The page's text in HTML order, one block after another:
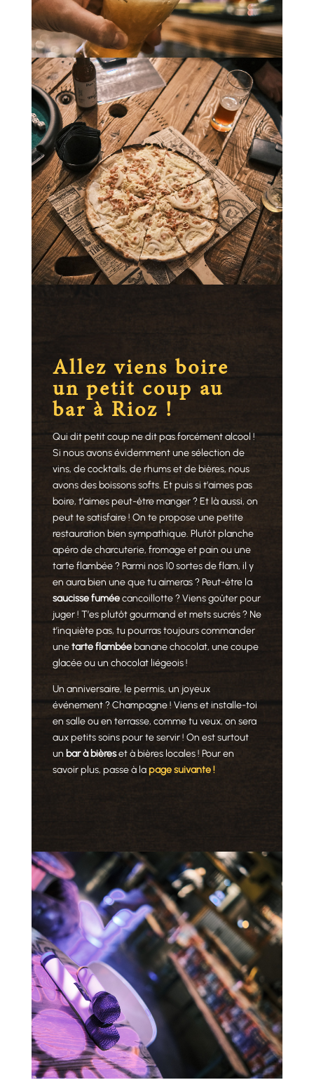
Allez viens boire
un petit coup au
bar à Rioz !
Qui dit petit coup ne dit pas forcément alcool !
Si nous avons évidemment une sélection de
vins, de cocktails, de rhums et de bières, nous
avons des boissons softs. Et puis si t’aimes pas
boire, t’aimes peut-être manger ? Et là aussi, on
peut te satisfaire ! On te propose une petite
restauration bien sympathique. Plutôt planche
apéro de charcuterie, fromage et pain ou une
tarte flambée ? Parmi nos 10 sortes de flam, il y
en aura bien une que tu aimeras ? Peut-être la
saucisse fuméecancoillotte ? Viens goûter pour
juger ! T’es plutôt gourmand et mets sucrés ? Ne
t’inquiète pas, tu pourras toujours commander
unetarte flambéebanane chocolat, une coupe
glacée ou un chocolat liégeois !
Un anniversaire, le permis, un joyeux
événement ? Champagne ! Viens et installe-toi
en salle ou en terrasse, comme tu veux, on sera
aux petits soins pour te servir ! On est surtout
un bar à bièreset à bières locales ! Pour en
savoir plus, passe à lapage suivante !